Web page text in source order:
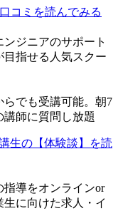
コミを読んでみる
ジニアのサポート
指せる人気スクー
でも受講可能。朝7
講師に質問し放題
生の【体験談】を読
導をオンラインor
に向けた求人・イ